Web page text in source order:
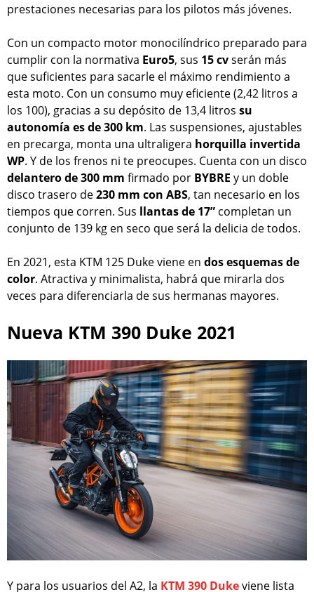
prestaciones necesarias para los pilotos más jóvenes.
Con un compacto motor monocilíndrico preparado para
cumplir con la normativa Euro5, sus 15 cvserán más
que suficientes para sacarle el máximo rendimiento a
esta moto. Con un consumo muy eficiente (2,42 litros a
los 100), gracias a su depósito de 13,4 litros su
autonomía es de 300 km. Las suspensiones, ajustables
en precarga, monta una ultraligera horquilla invertida
WP. Y de los frenos ni te preocupes. Cuenta con un disco
delantero de 300 mm firmado por BYBRE y un doble
disco trasero de230 mm con ABS, tan necesario en los
tiempos que corren. Sus llantas de 17” completan un
conjunto de 139 kg en seco que será la delicia de todos.
En 2021, esta KTM 125 Duke viene en dos esquemas de
color. Atractiva y minimalista, habrá que mirarla dos
veces para diferenciarla de sus hermanas mayores.
Nueva KTM 390 Duke 2021
Y para los usuarios del A2, la KTM 390 Dukeviene lista